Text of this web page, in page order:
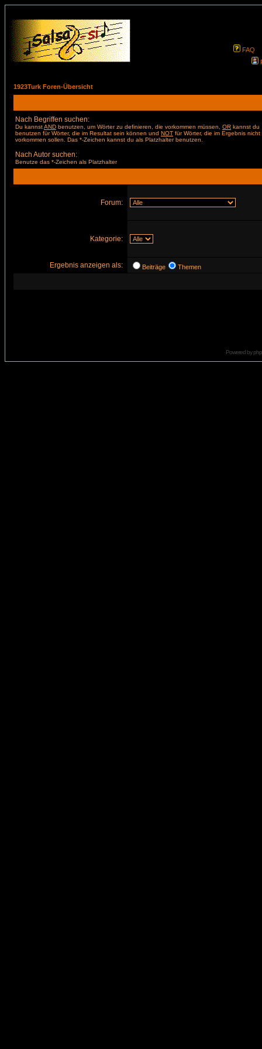
FAQ
1923Turk Foren-Übersicht
Nach Begriffen suchen:
Du kannstAND benutzen, um Wörter zu definieren, die vorkommen müssen, OR kannst du
benutzen für Wörter, die im Resultat sein können und NOT für Wörter, die im Ergebnis nicht
vorkommen sollen. Das *-Zeichen kannst du als Platzhalter benutzen.
Nach Autor suchen:
Benutze das *-Zeichen als Platzhalter
Forum:
Kategorie:
Ergebnis anzeigen als: Beiträge Themen
Powered by